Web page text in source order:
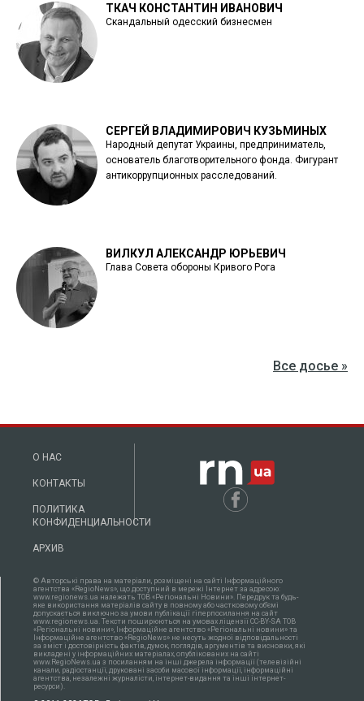
ТКАЧ КОНСТАНТИН ИВАНОВИЧ
Скандальный одесский бизнесмен
СЕРГЕЙ ВЛАДИМИРОВИЧ КУЗЬМИНЫХ
Народный депутат Украины, предприниматель,
основатель благотворительного фонда. Фигурант
антикоррупционных расследований.
ВИЛКУЛ АЛЕКСАНДР ЮРЬЕВИЧ
Глава Совета обороны Кривого Рога
Все досье »
О НАС
КОНТАКТЫ
ПОЛИТИКА
КОНФИДЕНЦИАЛЬНОСТИ
АРХИВ
© Авторські права на матеріали, розміщені на сайті Інформаційного
агентства «RegioNews», що доступний в мережі Інтернет за адресою:
www.regionews.ua належать ТОВ «Регіональні Новини». Передрук та будь-
яке використання матеріалів сайту в повному або частковому об'ємі
допускається виключно за умови публікації гіперпосилання на сайт
www.regionews.ua. Тексти поширюються нa умовах ліцензії CC-BY-SA ТОВ
«Регіональні новини», Інформаційне агентство «Регіональні новини» та
Інформаційне агентство «RegioNews» не несуть жодної відповідальності
за зміст і достовірність фактів, думок, поглядів, аргументів та висновки, які
викладені у інформаційних матеріалах, опублікованих на сайті
www.RegioNews.ua з посиланням на інші джерела інформації (телевізійні
канали, радіостанції, друковані засоби масової інформації, інформаційні
агентства, незалежні журналісти, інтернет-видання та інші інтернет-
ресурси).